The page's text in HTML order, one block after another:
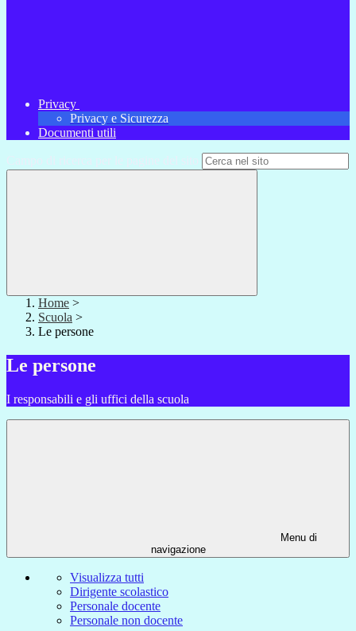
Privacy
Privacy e Sicurezza
Documenti utili
Campo di ricerca per le pagine del sito
Home >
Scuola >
Le persone
Le persone
I responsabili e gli uffici della scuola
Menu di
navigazione
Visualizza tutti
Dirigente scolastico
Personale docente
Personale non docente